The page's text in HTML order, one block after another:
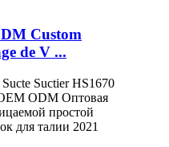
Custom
de V ...